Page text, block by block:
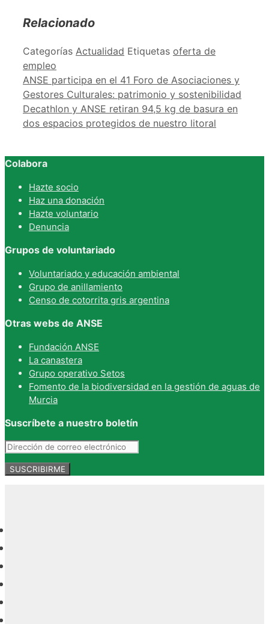
Relacionado
Categorías Actualidad Etiquetas oferta de
empleo
ANSE participa en el 41 Foro de Asociaciones y
Gestores Culturales: patrimonio y sostenibilidad
Decathlon y ANSE retiran 94,5 kg de basura en
dos espacios protegidos de nuestro litoral
Colabora
Hazte socio
Haz una donación
Hazte voluntario
Denuncia
Grupos de voluntariado
Voluntariado y educación ambiental
Grupo de anillamiento
Censo de cotorrita gris argentina
Otras webs de ANSE
Fundación ANSE
La canastera
Grupo operativo Setos
Fomento de la biodiversidad en la gestión de aguas de
Murcia
Suscríbete a nuestro boletín